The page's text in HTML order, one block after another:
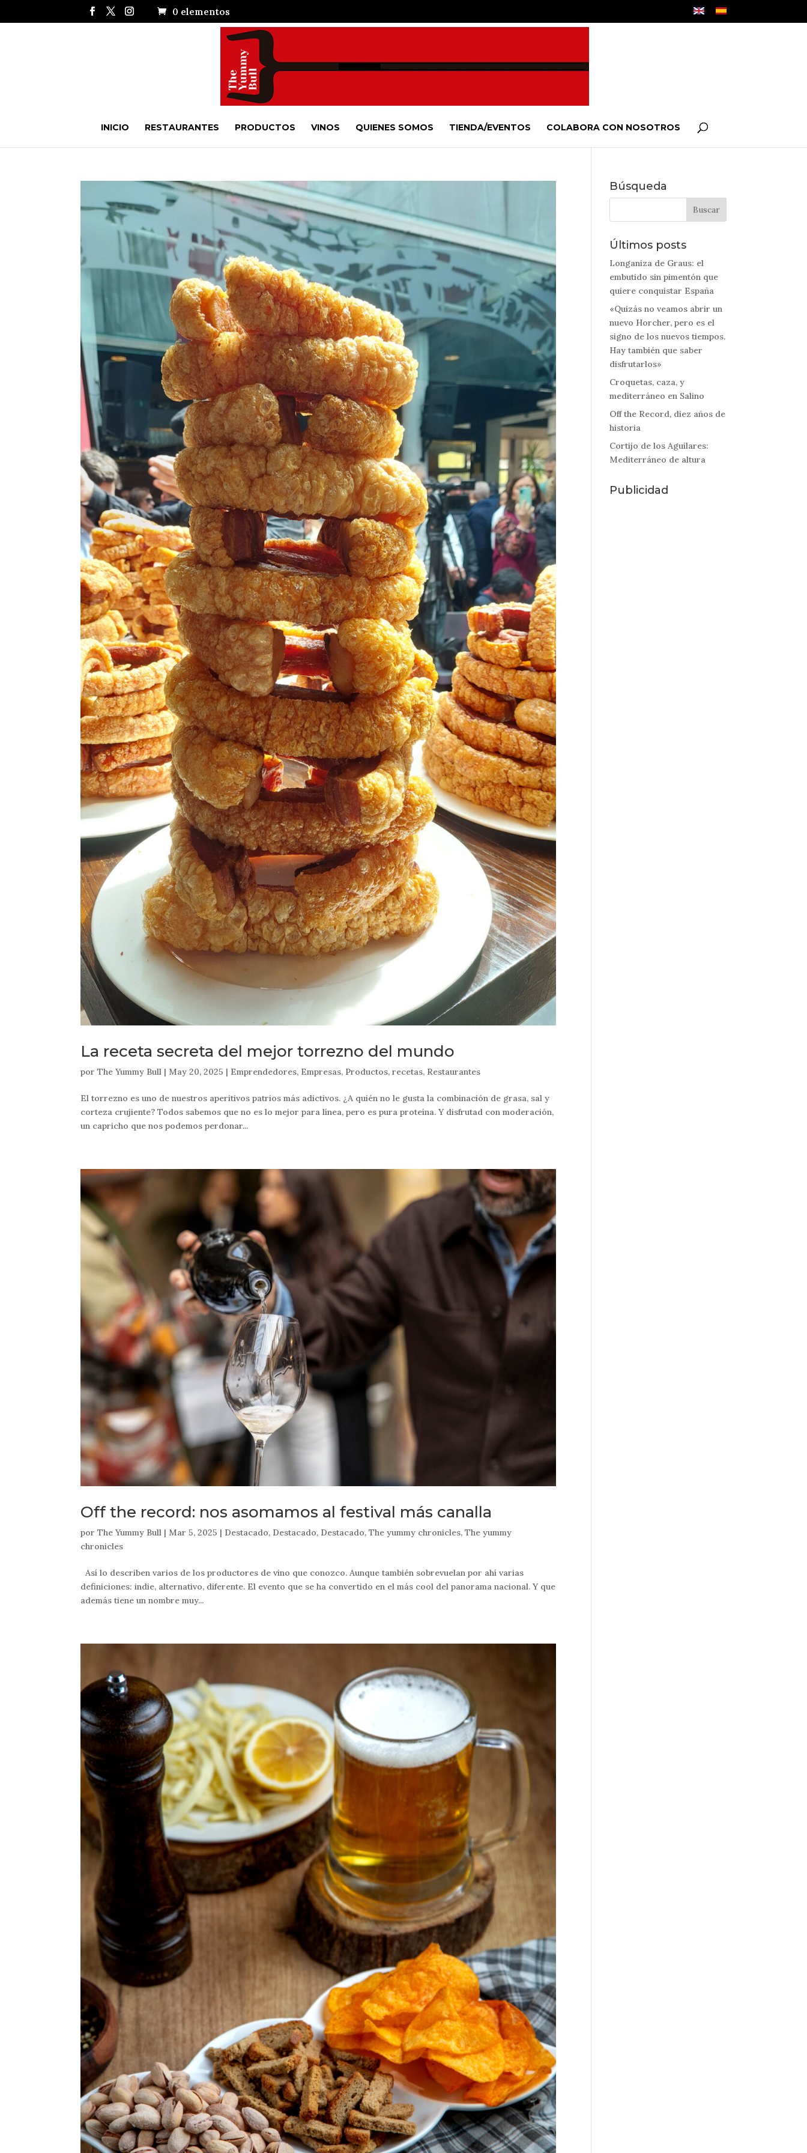
0 elementos
INICIO RESTAURANTES PRODUCTOS VINOS QUIENES SOMOS TIENDA/EVENTOS COLABORA CON NOSOTROS
La receta secreta del mejor torrezno del mundo
porThe Yummy Bull | May 20, 2025 | Emprendedores, Empresas, Productos,recetas, Restaurantes
El torrezno es uno de nuestros aperitivos patrios más adictivos. ¿A quién no le gusta la combinación de grasa, sal y
corteza crujiente? Todos sabemos que no es lo mejor para línea, pero es pura proteína. Y disfrutad con moderación,
un capricho que nos podemos perdonar...
Off the record: nos asomamos al festival más canalla
porThe Yummy Bull | Mar 5, 2025 | Destacado, Destacado, Destacado,The yummy chronicles,The yummy
chronicles
Así lo describen varios de los productores de vino que conozco. Aunque también sobrevuelan por ahí varias
definiciones: indie, alternativo, diferente. El evento que se ha convertido en el más cool del panorama nacional. Y que
además tiene un nombre muy...
Búsqueda
Últimos posts
Longaniza de Graus: el
embutido sin pimentón que
quiere conquistar España
«Quizás no veamos abrir un
nuevo Horcher, pero es el
signo de los nuevos tiempos.
Hay también que saber
disfrutarlos»
Croquetas, caza, y
mediterráneo en Salino
Off the Record, diez años de
historia
Cortijo de los Aguilares:
Mediterráneo de altura
Publicidad